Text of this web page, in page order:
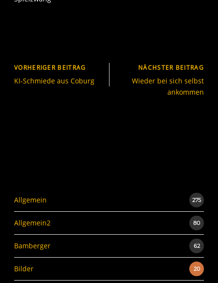
VORHERIGER BEITRAG
KI-Schmiede aus Coburg
NÄCHSTER BEITRAG
Wieder bei sich selbst
ankommen
Allgemein 275
Allgemein2 80
Bamberger 62
Bilder 20